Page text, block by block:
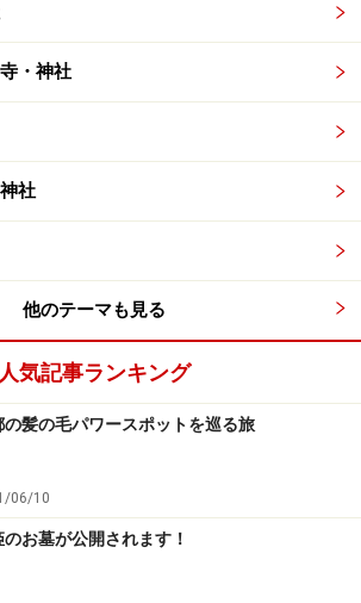
・神社
社
他のテーマも見る
人気記事ランキング
の髪の毛パワースポットを巡る旅
06/10
のお墓が公開されます！